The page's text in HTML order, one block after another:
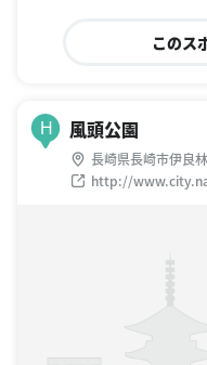
このス
H 風頭公園
長崎県長崎市伊良
http://